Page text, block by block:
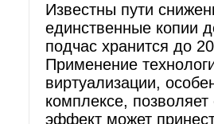
Известны пути
единственные копии
подчас хранится до
Применение
виртуализации,
комплексе,
эффект может